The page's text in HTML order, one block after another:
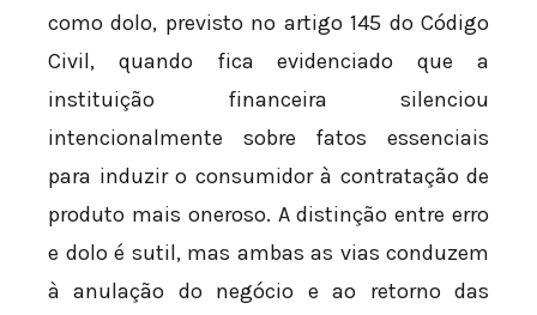
como dolo, previsto no artigo 145 do Código
Civil, quando fica evidenciado que a
instituição financeira silenciou
intencionalmente sobre fatos essenciais
para induzir o consumidor à contratação de
produto mais oneroso. A distinção entre erro
e dolo é sutil, mas ambas as vias conduzem
à anulação do negócio e ao retorno das